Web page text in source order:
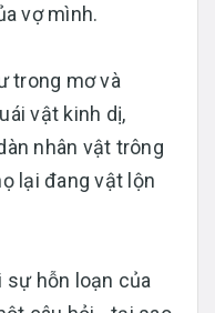
vợ mình.
trong mơ và
vật kinh dị,
nhân vật trông
lại đang vật lộn
hỗn loạn của